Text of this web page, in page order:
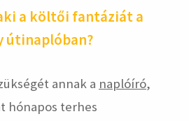
a költői fantáziát a
útinaplóban?
annak a naplóíró,
hónapos terhes